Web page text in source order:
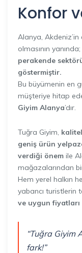
Konfor
Alanya,
olmasının
perakende
göstermiştir.
Bu büyümenin en
müşteriye hitap
Giyim Alanya’dır.
Tuğra Giyim,
geniş ürün
verdiği önem ile
mağazalarından
Hem yerel halkın
yabancı turistlerin
ve uygun fiyatları
“Tuğra Giyim
fark!”